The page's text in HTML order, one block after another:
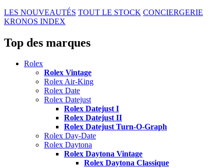
LES NOUVEAUTÉS TOUT LE STOCK CONCIERGERIE
KRONOS INDEX
Top des marques
Rolex
Rolex Vintage
Rolex Air-King
Rolex Date
Rolex Datejust
Rolex Datejust I
Rolex Datejust II
Rolex Datejust Turn-O-Graph
Rolex Day-Date
Rolex Daytona
Rolex Daytona Vintage
Rolex Daytona Classique